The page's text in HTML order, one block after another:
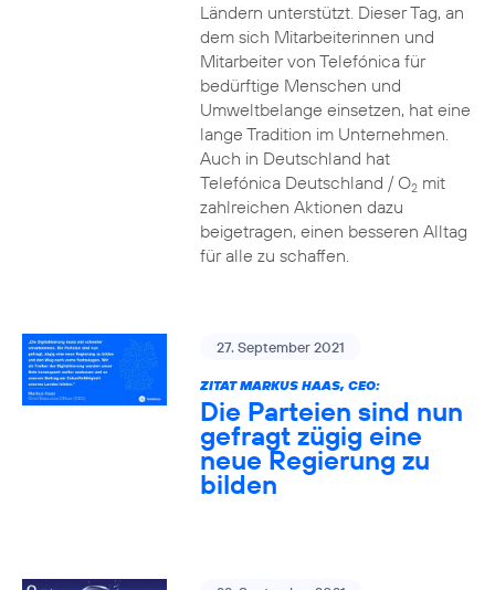
Ländern unterstützt. Dieser Tag, an
dem sich Mitarbeiterinnen und
Mitarbeiter von Telefónica für
bedürftige Menschen und
Umweltbelange einsetzen, hat eine
lange Tradition im Unternehmen.
Auch in Deutschland hat
Telefónica Deutschland / O2mit
zahlreichen Aktionen dazu
beigetragen, einen besseren Alltag
für alle zu schaffen.
27. September 2021
ZITAT MARKUS HAAS, CEO:
Die Parteien sind nun
gefragt zügig eine
neue Regierung zu
bilden